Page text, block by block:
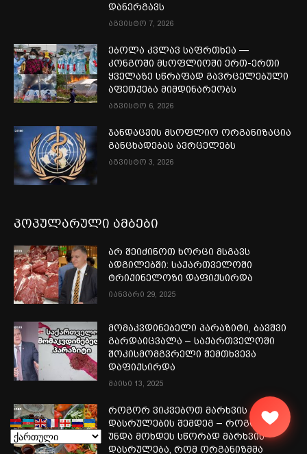
დანერგავს
აგვისტო 7, 2026
ებოლა კვლავ საფრთხეა —
კონგოში მსოფლიოში ერთ-ერთი
ყველაზე სწრაფად გავრცელებული
აფეთქება მიმდინარეობს
აგვისტო 6, 2026
ჯანდაცვის მსოფლიო ორგანიზაცია
განცხადებას ავრცელებს
აგვისტო 3, 2026
პოპულარული ამბები
არ შეიძინოთ ხორცი მსგავს
ადგილებში: საქართველოში
ტრიქინელოზი დაფიქსირდა
იანვარი 29, 2025
მომაკვდინებელი პარაზიტი, ბავშვი
გარდაიცვალა – საქართველოში
შოკისმომგვრელი შემთხვევა
დაფიქსირდა
მაისი 13, 2025
როგორ ვიკვებოთ მარხვის
დასრულების შემდეგ – როგორ
უნდა მოხდეს სწორად მარხვის
დასრულება, რომ ორგანიზმმა